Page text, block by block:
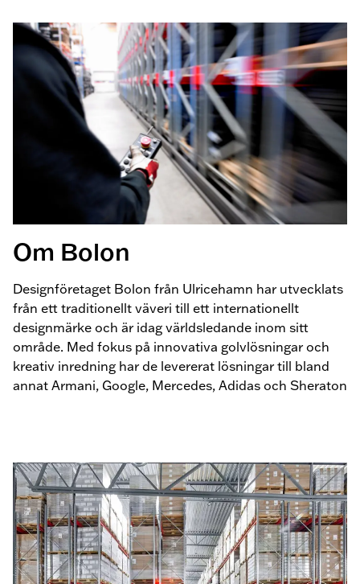
Om Bolon
Designföretaget Bolon från Ulricehamn har utvecklats
från ett traditionellt väveri till ett internationellt
designmärke och är idag världsledande inom sitt
område. Med fokus på innovativa golvlösningar och
kreativ inredning har de levererat lösningar till bland
annat Armani, Google, Mercedes, Adidas och Sheraton